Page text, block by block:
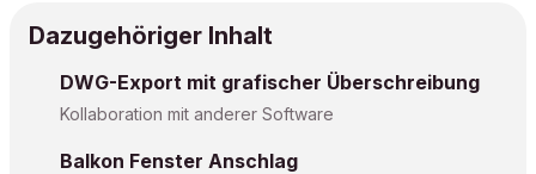
Dazugehöriger Inhalt
DWG-Export mit grafischer Überschreibung
Kollaboration mit anderer Software
Balkon Fenster Anschlag